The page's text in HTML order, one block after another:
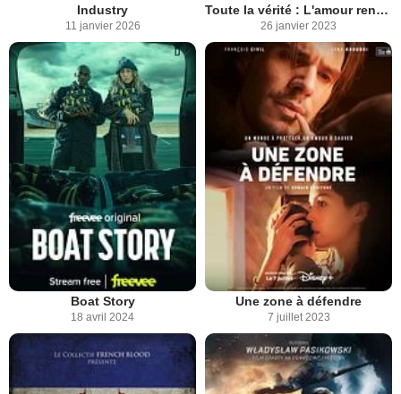
Industry
11 janvier 2026
Toute la vérité : L'amour rend aveugle
26 janvier 2023
Boat Story
18 avril 2024
Une zone à défendre
7 juillet 2023